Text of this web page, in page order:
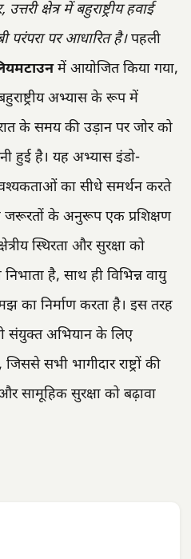
क्षेत्र में बहुराष्ट्रीय हवाई
परंपरा पर आधारित है।पहली
में आयोजित किया गया,
अभ्यास के रूप में
के समय की उड़ान पर जोर को
हुई है। यह अभ्यास इंडो-
का सीधे समर्थन करते
की जरूरतों के अनुरूप एक प्रशिक्षण
स्थिरता और सुरक्षा को
है, साथ ही विभिन्न वायु
का निर्माण करता है। इस तरह
संयुक्त अभियान के लिए
सभी भागीदार राष्ट्रों की
सामूहिक सुरक्षा को बढ़ावा